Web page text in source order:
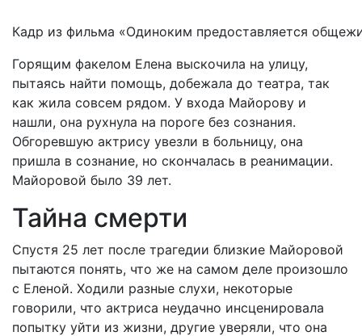
Кадр из фильма «Одиноким предоставляется
Горящим факелом Елена выскочила на улицу,
пытаясь найти помощь, добежала до театра, так
как жила совсем рядом. У входа Майорову и
нашли, она рухнула на пороге без сознания.
Обгоревшую актрису увезли в больницу, она
пришла в сознание, но скончалась в реанимации.
Майоровой было 39 лет.
Тайна смерти
Спустя 25 лет после трагедии близкие Майоровой
пытаются понять, что же на самом деле произошло
с Еленой. Ходили разные слухи, некоторые
говорили, что актриса неудачно инсценировала
попытку уйти из жизни, другие уверяли, что она